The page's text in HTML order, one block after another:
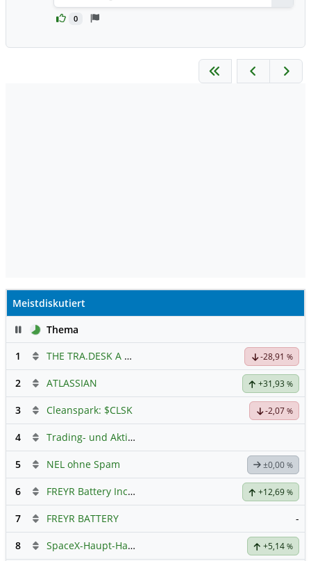
0
Meistdiskutiert
PauseThema
1
THE TRA.DESK A DL-,000001 -28,91 %
2 ATLASSIAN +31,93 %
3 Cleanspark: $CLSK -2,07 %
4 Trading- und Aktien-Chat
5 NEL ohne Spam ±0,00 %
6 FREYR Battery Inc Registered Shs Hauptdiskussion+12,69 %
7 FREYR BATTERY -
8 SpaceX-Haupt-Hauptforum +5,14 %